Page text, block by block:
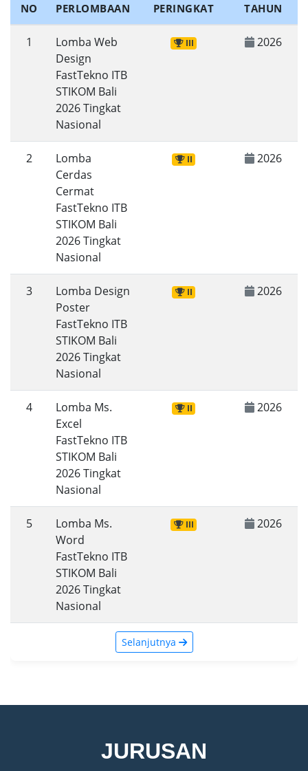
NO PERLOMBAAN PERINGKAT TAHUN
1
Lomba Web
Design
FastTekno ITB
STIKOM Bali
2026 Tingkat
Nasional
III 2026
2
Lomba
Cerdas
Cermat
FastTekno ITB
STIKOM Bali
2026 Tingkat
Nasional
II 2026
3
Lomba Design
Poster
FastTekno ITB
STIKOM Bali
2026 Tingkat
Nasional
II 2026
4
Lomba Ms.
Excel
FastTekno ITB
STIKOM Bali
2026 Tingkat
Nasional
II 2026
5
Lomba Ms.
Word
FastTekno ITB
STIKOM Bali
2026 Tingkat
Nasional
III 2026
Selanjutnya
JURUSAN